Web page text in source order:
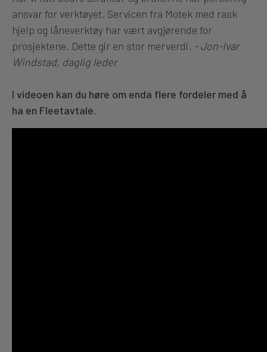
ansvar for verktøyet. Servicen fra Motek med rask
hjelp og låneverktøy har vært avgjørende for
prosjektene. Dette gir en stor merverdi. - Jon-Ivar
Windstad, daglig leder
I videoen kan du høre om enda flere fordeler med å
ha en Fleetavtale.